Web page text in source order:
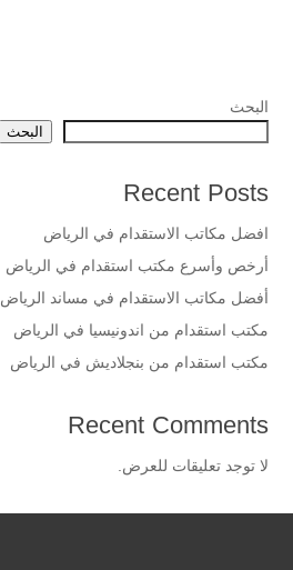
البحث
البحث
Recent Posts
افضل مكاتب الاستقدام في الرياض
أرخص وأسرع مكتب استقدام في الرياض
أفضل مكاتب الاستقدام في مساند الرياض
مكتب استقدام من اندونيسيا في الرياض
مكتب استقدام من بنجلاديش في الرياض
Recent Comments
لا توجد تعليقات للعرض.